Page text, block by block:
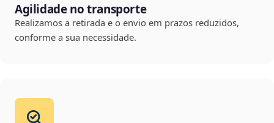
Agilidade no transporte
Realizamos a retirada e o envio em prazos reduzidos,
conforme a sua necessidade.